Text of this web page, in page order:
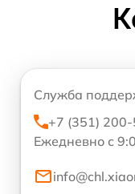
Служба
+7 (351)
Ежедневно с